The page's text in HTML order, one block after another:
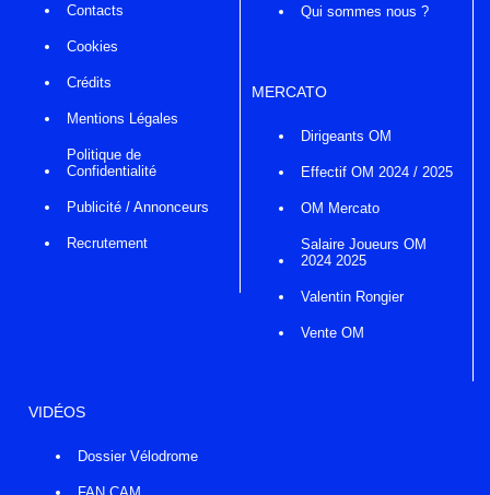
Contacts
Cookies
Crédits
Mentions Légales
Politique de
Confidentialité
Publicité / Annonceurs
Recrutement
Qui sommes nous ?
MERCATO
Dirigeants OM
Effectif OM 2024 / 2025
OM Mercato
Salaire Joueurs OM
2024 2025
Valentin Rongier
Vente OM
VIDÉOS
Dossier Vélodrome